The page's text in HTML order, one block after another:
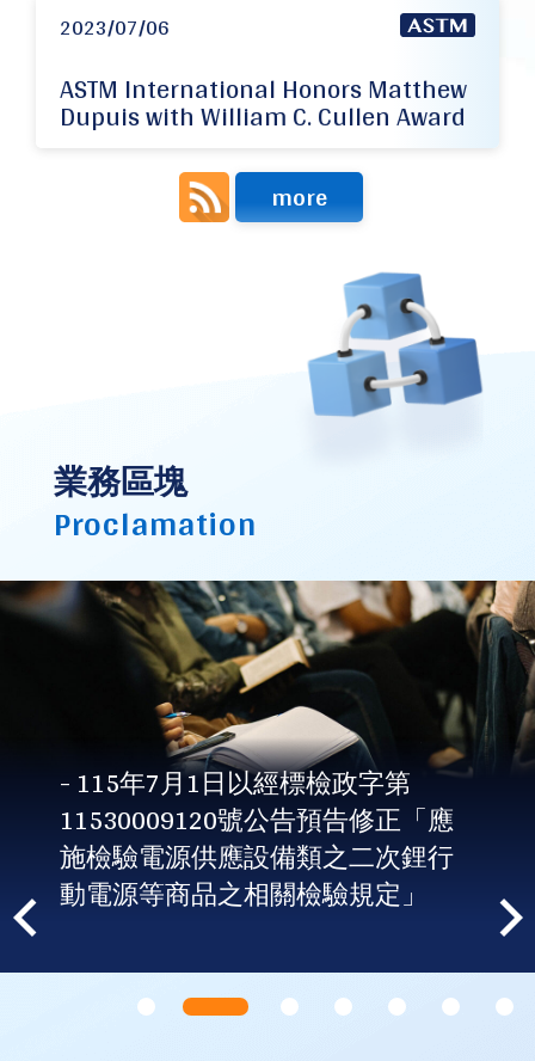
2023/07/06
ASTM International Honors Matthew
Dupuis with William C. Cullen Award
more
業務區塊
Proclamation
- 115年7月1日以經標檢政字第
11530009120號公告預告修正「應
施檢驗電源供應設備類之二次鋰行
動電源等商品之相關檢驗規定」